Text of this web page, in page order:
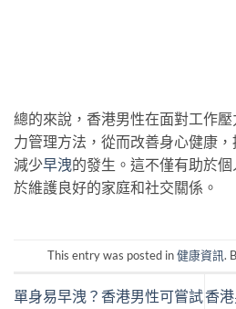
總的來說，香港男性在面對工作
力管理方法，從而改善身心健康
減少早洩的發生。這不僅有助於
於維護良好的家庭和社交關係。
This entry was posted in健康資訊.
單身易早洩？香港男性可嘗試香